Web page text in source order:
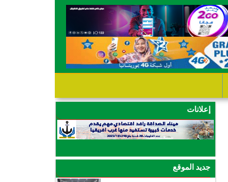
إعلانات
جديد الموقع